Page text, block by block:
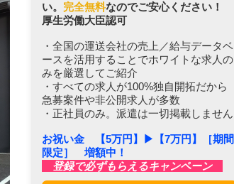
い。 完全無料なのでご安心ください！
厚生労働大臣認可
・全国の運送会社の売上／給与データベ
ースを活用することでホワイトな求人の
みを厳選してご紹介
・すべての求人が100%独自開拓だから
急募案件や非公開求人が多数
・正社員のみ。派遣は一切掲載しません
お祝い金 【5万円】▶︎【7万円】［期間
限定］ 増額中！
登録で必ずもらえるキャンペーン